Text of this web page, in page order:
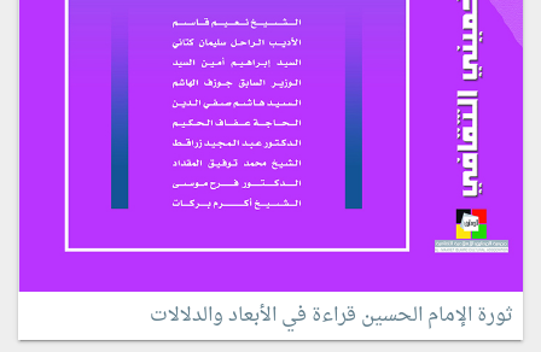
ثورة الإمام الحسين قراءة في الأبعاد والدلالات